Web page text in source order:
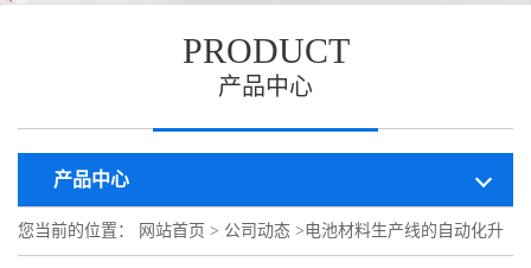
PRODUCT
产品中心
产品中心
您当前的位置： 网站首页 > 公司动态 >电池材料生产线的自动化升